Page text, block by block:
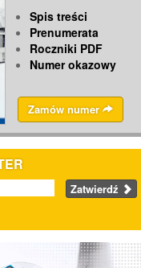
Spis treści
Prenumerata
Roczniki PDF
Numer okazowy
Zamów numer
Zatwierdź